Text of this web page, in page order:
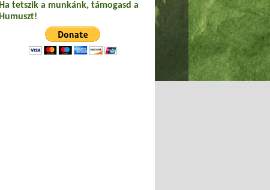
Ha tetszik a munkánk, támogasd a
Humuszt!